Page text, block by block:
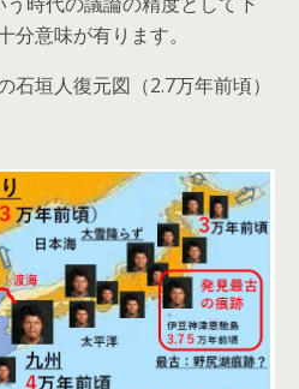
分意味が有ります。
垣人復元図（2.7万年前頃）